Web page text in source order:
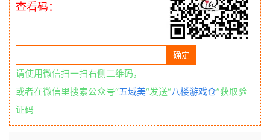
查看码：
请使用微信扫一扫右侧二维码，
或者在微信里搜索公众号“五域美“发送“八楼游戏仓”获取验
证码